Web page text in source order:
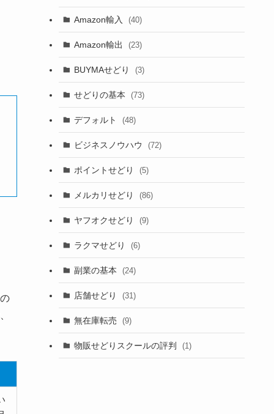
Amazon輸入 (40)
Amazon輸出 (23)
BUYMAせどり (3)
せどりの基本 (73)
デフォルト (48)
ビジネスノウハウ (72)
ポイントせどり (5)
メルカリせどり (86)
ヤフオクせどり (9)
ラクマせどり (6)
副業の基本 (24)
店舗せどり (31)
無在庫転売 (9)
物販せどりスクールの評判 (1)